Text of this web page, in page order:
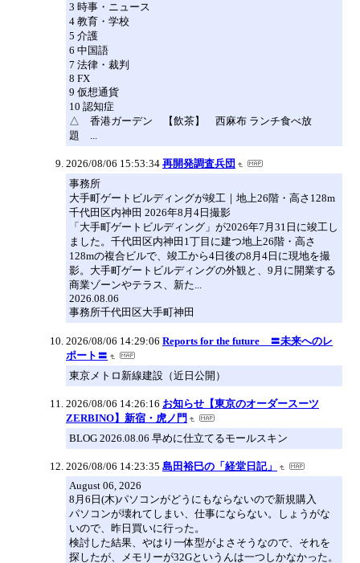
3 時事・ニュース
4 教育・学校
5 介護
6 中国語
7 法律・裁判
8 FX
9 仮想通貨
10 認知症
△ 香港ガーデン 【飲茶】 西麻布 ランチ食べ放
題 ...
2026/08/06 15:53:34 再開発調査兵団
事務所
大手町ゲートビルディングが竣工｜地上26階・高さ128m
千代田区内神田 2026年8月4日撮影
「大手町ゲートビルディング」が2026年7月31日に竣工し
ました。千代田区内神田1丁目に建つ地上26階・高さ
128mの複合ビルで、竣工から4日後の8月4日に現地を撮
影。大手町ゲートビルディングの外観と、9月に開業する
商業ゾーンやテラス、新た...
2026.08.06
事務所千代田区大手町神田
2026/08/06 14:29:06 Reports for the future 〓未来へのレ
ポート〓
東京メトロ新線建設（近日公開）
2026/08/06 14:26:16 お知らせ【東京のオーダースーツ
ZERBINO】新宿・虎ノ門
BLOG 2026.08.06 早めに仕立てるモールスキン
2026/08/06 14:23:35 島田裕巳の「経堂日記」
August 06, 2026
8月6日(木)パソコンがどうにもならないので新規購入
パソコンが壊れてしまい、仕事にならない。しょうがな
いので、昨日買いに行った。
検討した結果、やはり一体型がよさそうなので、それを
探したが、メモリーが32Gというんは一つしかなかった。